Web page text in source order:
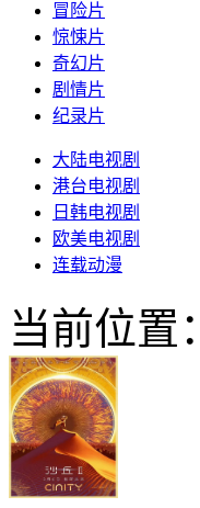
冒险片
惊悚片
奇幻片
剧情片
纪录片
大陆电视剧
港台电视剧
日韩电视剧
欧美电视剧
连载动漫
当前位置：